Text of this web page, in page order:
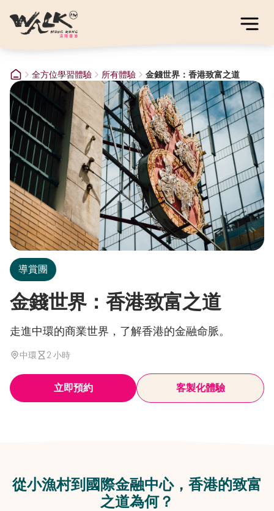
全方位學習體驗 所有體驗 金錢世界：香港致富之道
導賞團
金錢世界：香港致富之道
走進中環的商業世界，了解香港的金融命脈。
中環 2 小時
立即預約 客製化體驗
從小漁村到國際金融中心，香港的致富
之道為何？